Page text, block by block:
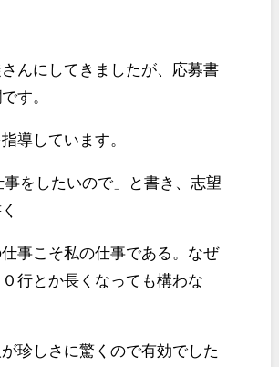
んにしてきましたが、応募書
す。
導しています。
をしたいので」と書き、志望
事こそ私の仕事である。なぜ
行とか長くなっても構わな
珍しさに驚くので有効でした